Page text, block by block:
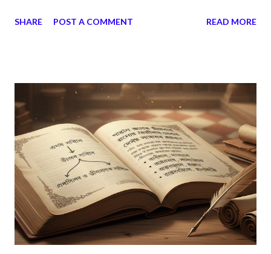
আহরণ ইত্যাদি)-র প্রভাব বেশি। মানবজীবনের উপর মরা কোটালের প্রভাব কম। 3 ভরা
তিথিতে পৃথিবীর একই পাশে একই সরলরেখায় চাঁদ ও সূর্য অবস্থান করে। পূর্ণিমা তিথিতে
সূর্য ও চাঁদের মাঝে পৃথিবী একই সরলরেখায় অবস্থান করে। কৃষ্ণ ও শুক্ল পক্ষের অষ্টমীত...
SHARE POST A COMMENT READ MORE